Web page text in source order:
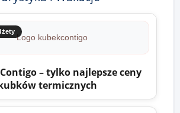
– tylko najlepsze ceny
termicznych